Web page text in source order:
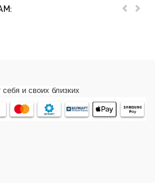
Пред
и своих близких